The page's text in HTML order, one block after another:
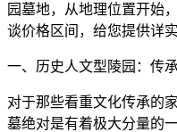
园墓地，从地理位置开始
谈价格区间，给您提供详
一、历史人文型陵园：传
对于那些看重文化传承的
墓绝对是有着极大分量的